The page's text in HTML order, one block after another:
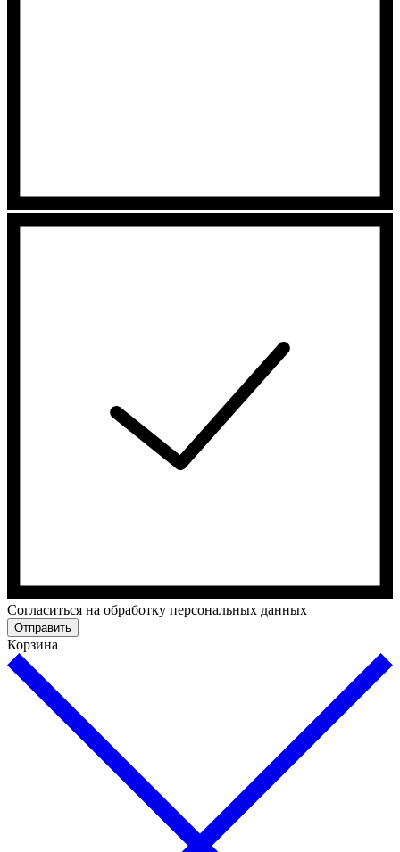
Cогласиться на обработку персональных данных
Отправить
Корзина